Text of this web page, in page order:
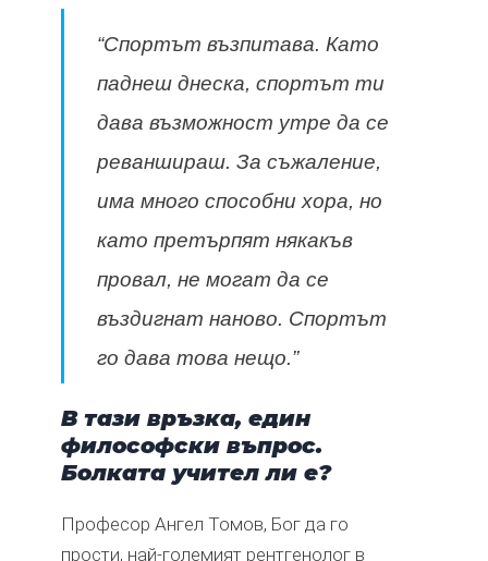
“Спортът възпитава. Като
паднеш днеска, спортът ти
дава възможност утре да се
реваншираш. За съжаление,
има много способни хора, но
като претърпят някакъв
провал, не могат да се
въздигнат наново. Спортът
го дава това нещо.”
В тази връзка, един
философски въпрос.
Болката учител ли е?
Професор Ангел Томов, Бог да го
прости, най-големият рентгенолог в